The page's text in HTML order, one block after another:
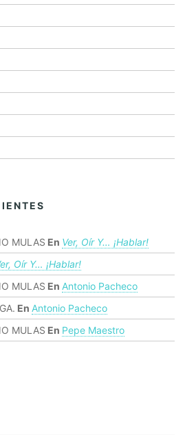
MULAS En Ver, Oír Y… ¡hablar!
Oír Y… ¡hablar!
MULAS En Antonio Pacheco
En Antonio Pacheco
MULAS En Pepe Maestro